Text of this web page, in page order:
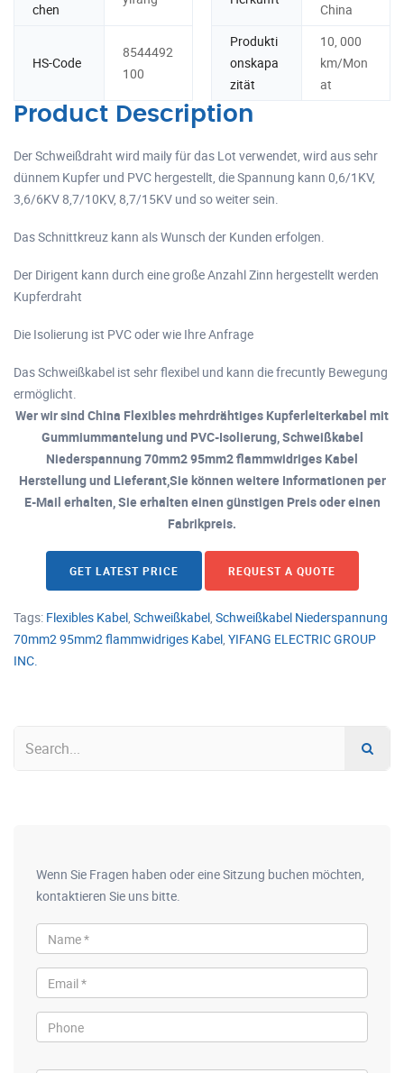
chen China
HS-Code
8544492
100
Produkti
onskapa
zität
10, 000
km/Mon
at
Product Description
Der Schweißdraht wird maily für das Lot verwendet, wird aus sehr
dünnem Kupfer und PVC hergestellt, die Spannung kann 0,6/1KV,
3,6/6KV 8,7/10KV, 8,7/15KV und so weiter sein.
Das Schnittkreuz kann als Wunsch der Kunden erfolgen.
Der Dirigent kann durch eine große Anzahl Zinn hergestellt werden
Kupferdraht
Die Isolierung ist PVC oder wie Ihre Anfrage
Das Schweißkabel ist sehr flexibel und kann die frecuntly Bewegung
ermöglicht.
Wer wir sind China Flexibles mehrdrähtiges Kupferleiterkabel mit
Gummiummantelung und PVC-Isolierung, Schweißkabel
Niederspannung 70mm2 95mm2 flammwidriges Kabel
Herstellung und Lieferant,Sie können weitere Informationen per
E-Mail erhalten, Sie erhalten einen günstigen Preis oder einen
Fabrikpreis.
GET LATEST PRICE REQUEST A QUOTE
Tags: Flexibles Kabel, Schweißkabel, Schweißkabel Niederspannung
70mm2 95mm2 flammwidriges Kabel, YIFANG ELECTRIC GROUP
INC.
Wenn Sie Fragen haben oder eine Sitzung buchen möchten,
kontaktieren Sie uns bitte.